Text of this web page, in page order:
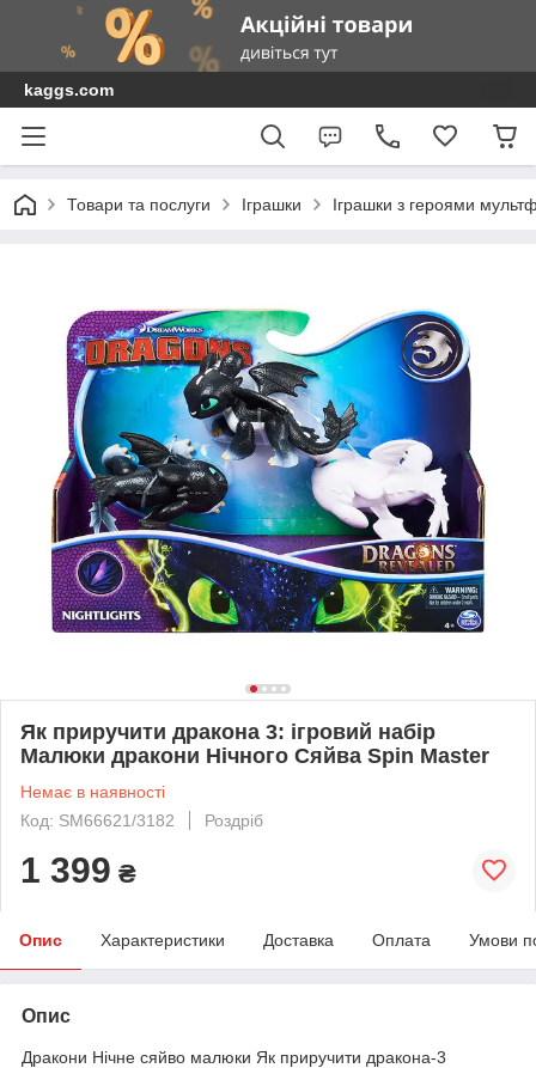
kaggs.com
Товари та послуги Іграшки Іграшки з героями
Як приручити дракона 3: ігровий набір
Малюки дракони Нічного Сяйва Spin Master
Немає в наявності
Код: SM66621/3182
Роздріб
1 399 ₴
Опис Характеристики Доставка Оплата Умови
Опис
Дракони Нічне сяйво малюки Як приручити дракона-3